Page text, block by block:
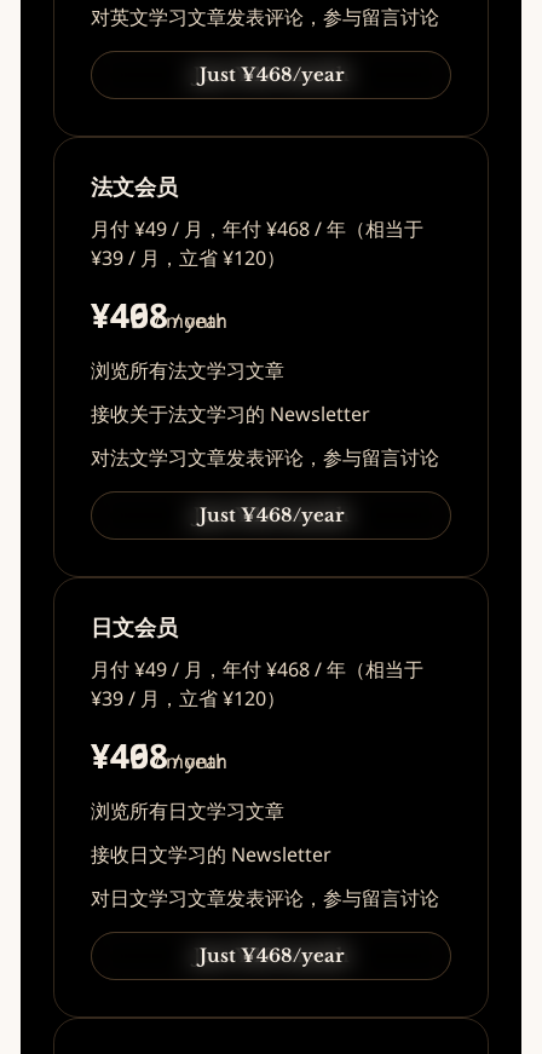
对英文学习文章发表评论，参与留言讨论
Just ¥49/month
Just ¥468/year
法文会员
月付 ¥49 / 月，年付 ¥468 / 年（相当于
¥39 / 月，立省 ¥120）
¥49/ month
¥468/ year
浏览所有法文学习文章
接收关于法文学习的 Newsletter
对法文学习文章发表评论，参与留言讨论
Just ¥49/month
Just ¥468/year
日文会员
月付 ¥49 / 月，年付 ¥468 / 年（相当于
¥39 / 月，立省 ¥120）
¥49/ month
¥468/ year
浏览所有日文学习文章
接收日文学习的 Newsletter
对日文学习文章发表评论，参与留言讨论
Just ¥49/month
Just ¥468/year